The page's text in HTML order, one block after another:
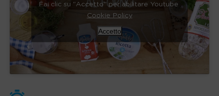
Fai clic su "Accetto" per abilitare Youtube
Cookie Policy
Accetto